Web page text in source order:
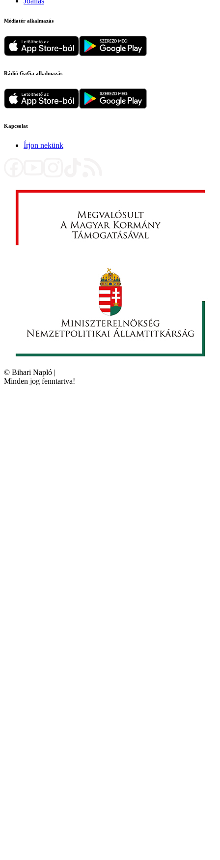
Médiatér alkalmazás
Rádió GaGa alkalmazás
Kapcsolat
Írjon nekünk
© Bihari Napló |
Minden jog fenntartva!